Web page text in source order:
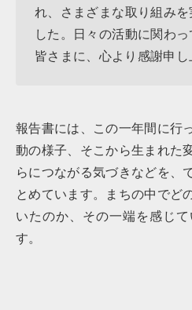
れ、さまざまな取り組み
した。日々の活動に関わ
皆さまに、心より感謝申し
報告書には、この一年間に行
動の様子、そこから生まれた
らにつながる気づきなどを、
とめています。まちの中でど
いたのか、その一端を感じ
す。